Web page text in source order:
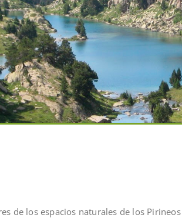
de los espacios naturales de los Pirineos